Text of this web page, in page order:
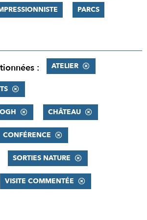
PARCS
: ATELIER
CHÂTEAU
CONFÉRENCE
SORTIES NATURE
VISITE COMMENTÉE